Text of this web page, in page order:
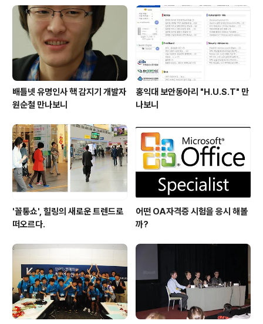
배틀넷 유명인사 핵 감지기 개발자
원순철 만나보니
홍익대 보안동아리 "H.U.S.T" 만
나보니
'꼴통쇼', 힐링의 새로운 트렌드로
떠오르다.
어떤 OA자격증 시험을 응시 해볼
까?